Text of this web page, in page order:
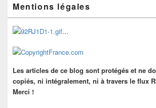
principale
de
widget
pour
barre
Mentions légales
...
Les articles de ce blog sont protégés et ne
copiés, ni intégralement, ni à travers le flux
Merci !